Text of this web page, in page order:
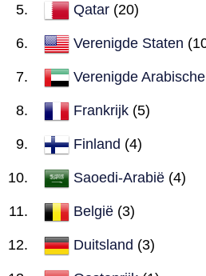
Qatar (20)
Verenigde Staten
Verenigde
Frankrijk (5)
Finland (4)
Saoedi-Arabië (4)
België (3)
Duitsland (3)